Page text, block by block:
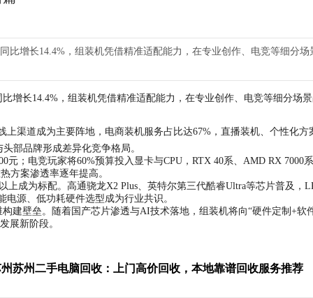
比增长14.4%，组装机凭借精准适配能力，在专业创作、电竞等细分场
比增长14.4%，组装机凭借精准适配能力，在专业创作、电竞等细分场
渠道成为主要阵地，电商装机服务占比达67%，直播装机、个性化方
部品牌形成差异化竞争格局。
；电竞玩家将60%预算投入显卡与CPU，RTX 40系、AMD RX 7000
方案渗透率逐年提高。
成为标配。高通骁龙X2 Plus、英特尔第三代酷睿Ultra等芯片普及，
源、低功耗硬件选型成为行业共识。
建壁垒。随着国产芯片渗透与AI技术落地，组装机将向“硬件定制+软
展新阶段。
苏州二手电脑回收：上门高价回收，本地靠谱回收服务推荐